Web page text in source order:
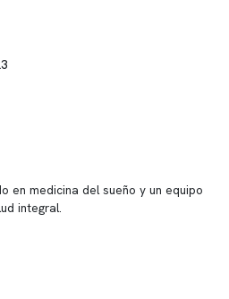
en medicina del sueño y un equipo
integral.